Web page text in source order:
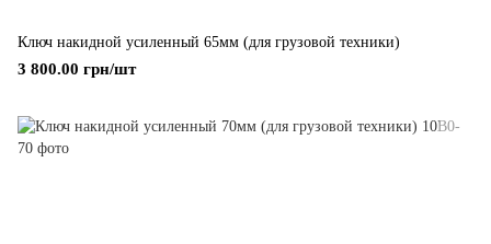
Ключ накидной усиленный 65мм (для грузовой техники)
3 800.00 грн/шт